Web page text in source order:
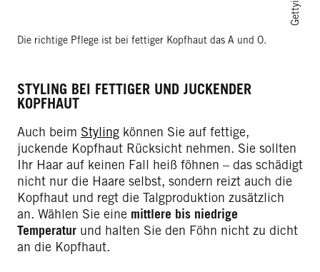
Die richtige Pflege ist bei fettiger Kopfhaut das A und O.
STYLING BEI FETTIGER UND JUCKENDER
KOPFHAUT
Auch beim Styling können Sie auf fettige,
juckende Kopfhaut Rücksicht nehmen. Sie sollten
Ihr Haar auf keinen Fall heiß föhnen – das schädigt
nicht nur die Haare selbst, sondern reizt auch die
Kopfhaut und regt die Talgproduktion zusätzlich
an. Wählen Sie eine mittlere bis niedrige
Temperatur und halten Sie den Föhn nicht zu dicht
an die Kopfhaut.